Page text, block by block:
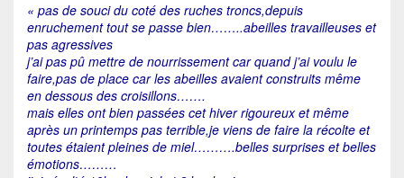
« pas de souci du coté des ruches troncs,depuis
enruchement tout se passe bien……..abeilles travailleuses et
pas agressives
j’ai pas pû mettre de nourrissement car quand j’ai voulu le
faire,pas de place car les abeilles avaient construits même
en dessous des croisillons…….
mais elles ont bien passées cet hiver rigoureux et même
après un printemps pas terrible,je viens de faire la récolte et
toutes étaient pleines de miel……….belles surprises et belles
émotions………